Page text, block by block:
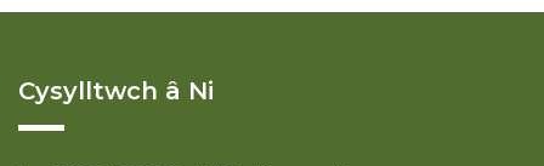
Cysylltwch â Ni